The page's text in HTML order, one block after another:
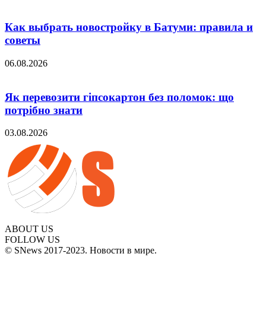
Как выбрать новостройку в Батуми: правила и
советы
06.08.2026
Як перевозити гіпсокартон без поломок: що
потрібно знати
03.08.2026
ABOUT US
FOLLOW US
© SNews 2017-2023. Новости в мире.